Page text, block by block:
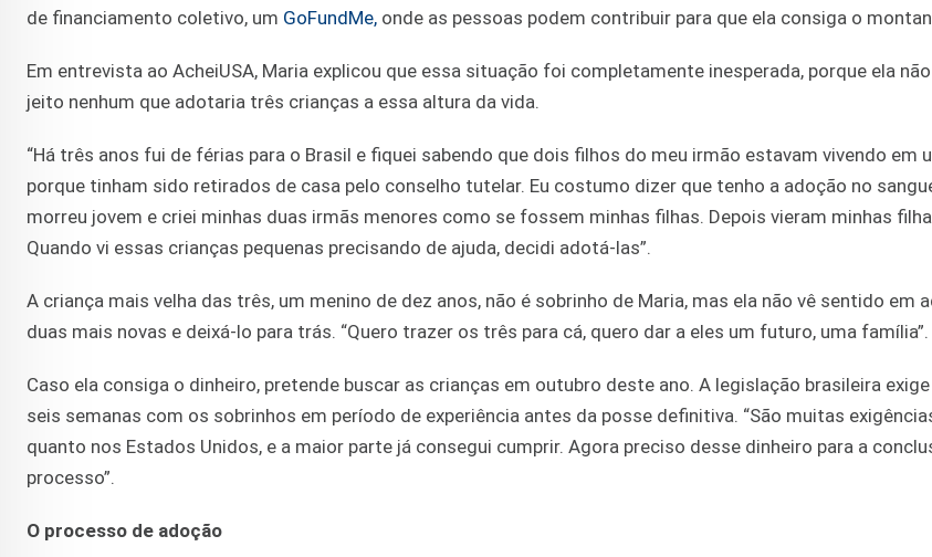
de financiamento coletivo, um GoFundMe, onde as pessoas podem contribuir para que ela consiga o
Em entrevista ao AcheiUSA, Maria explicou que essa situação foi completamente inesperada, porque ela
jeito nenhum que adotaria três crianças a essa altura da vida.
“Há três anos fui de férias para o Brasil e fiquei sabendo que dois filhos do meu irmão estavam vivendo em
porque tinham sido retirados de casa pelo conselho tutelar. Eu costumo dizer que tenho a adoção no
morreu jovem e criei minhas duas irmãs menores como se fossem minhas filhas. Depois vieram minhas
Quando vi essas crianças pequenas precisando de ajuda, decidi adotá-las”.
A criança mais velha das três, um menino de dez anos, não é sobrinho de Maria, mas ela não vê sentido em
duas mais novas e deixá-lo para trás. “Quero trazer os três para cá, quero dar a eles um futuro, uma família”.
Caso ela consiga o dinheiro, pretende buscar as crianças em outubro deste ano. A legislação brasileira
seis semanas com os sobrinhos em período de experiência antes da posse definitiva. “São muitas
quanto nos Estados Unidos, e a maior parte já consegui cumprir. Agora preciso desse dinheiro para a
processo”.
O processo de adoção